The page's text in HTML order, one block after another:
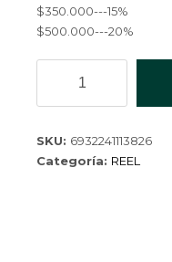
$350.000---15%
$500.000---20%
HS450/5.2:1
YZL-
9445-
40
SKU: 6932241113826
Categoría: REEL